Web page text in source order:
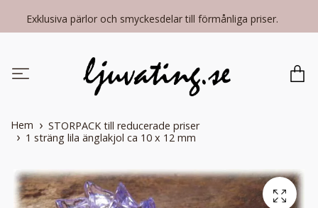
Exklusiva pärlor och smyckesdelar till förmånliga priser.
Hem
STORPACK till reducerade priser
1 sträng lila änglakjol ca 10 x 12 mm